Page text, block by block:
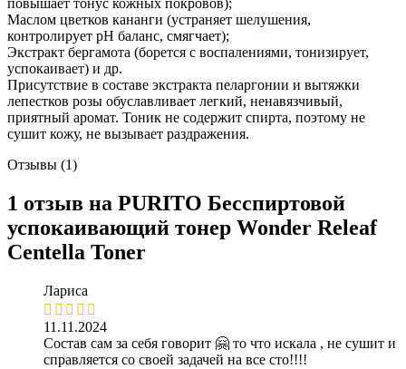
повышает тонус кожных покровов);
Маслом цветков кананги (устраняет шелушения,
контролирует pH баланс, смягчает);
Экстракт бергамота (борется с воспалениями, тонизирует,
успокаивает) и др.
Присутствие в составе экстракта пеларгонии и вытяжки
лепестков розы обуславливает легкий, ненавязчивый,
приятный аромат. Тоник не содержит спирта, поэтому не
сушит кожу, не вызывает раздражения.
Отзывы (1)
1 отзыв на PURITO Бесспиртовой
успокаивающий тонер Wonder Releaf
Centella Toner
Лариса
11.11.2024
Состав сам за себя говорит 🤗 то что искала , не сушит и
справляется со своей задачей на все сто!!!!